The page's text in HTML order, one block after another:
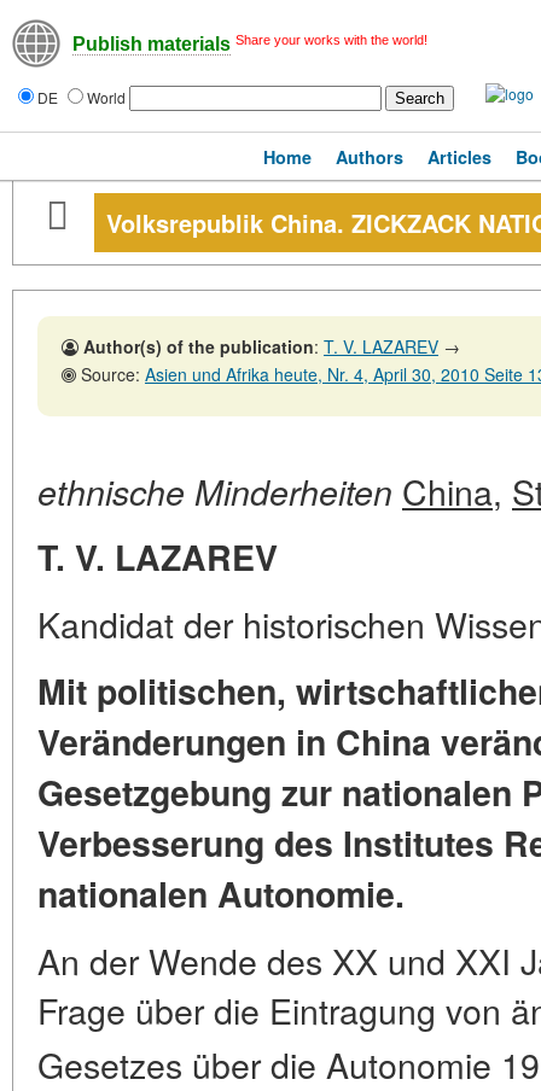
Publish materials Share your works with the world!
DE World
Home Authors Articles
Volksrepublik China. ZICKZACK
Author(s) of the publication: T. V. LAZAREV →
Source: Asien und Afrika heute, Nr. 4, April 30, 2010 Seite
ethnische Minderheiten China,
T. V. LAZAREV
Kandidat der historischen
Mit politischen,
Veränderungen in China
Gesetzgebung zur nationalen
Verbesserung des Institutes
nationalen Autonomie.
An der Wende des XX und XXI
Frage über die Eintragung von
Gesetzes über die Autonomie